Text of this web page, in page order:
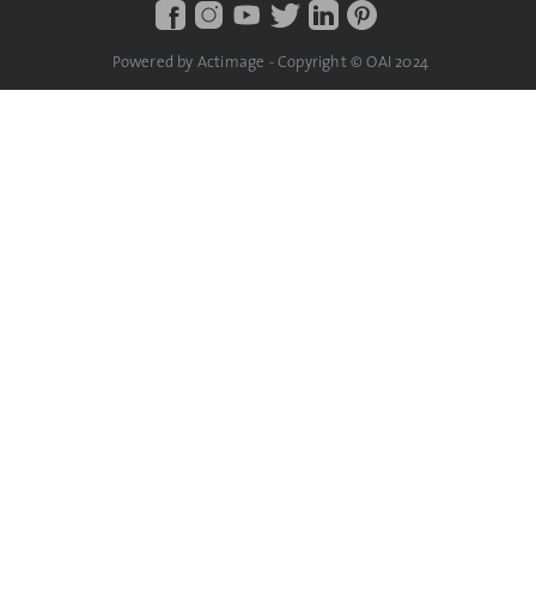
Powered by Actimage - Copyright © OAI 2024